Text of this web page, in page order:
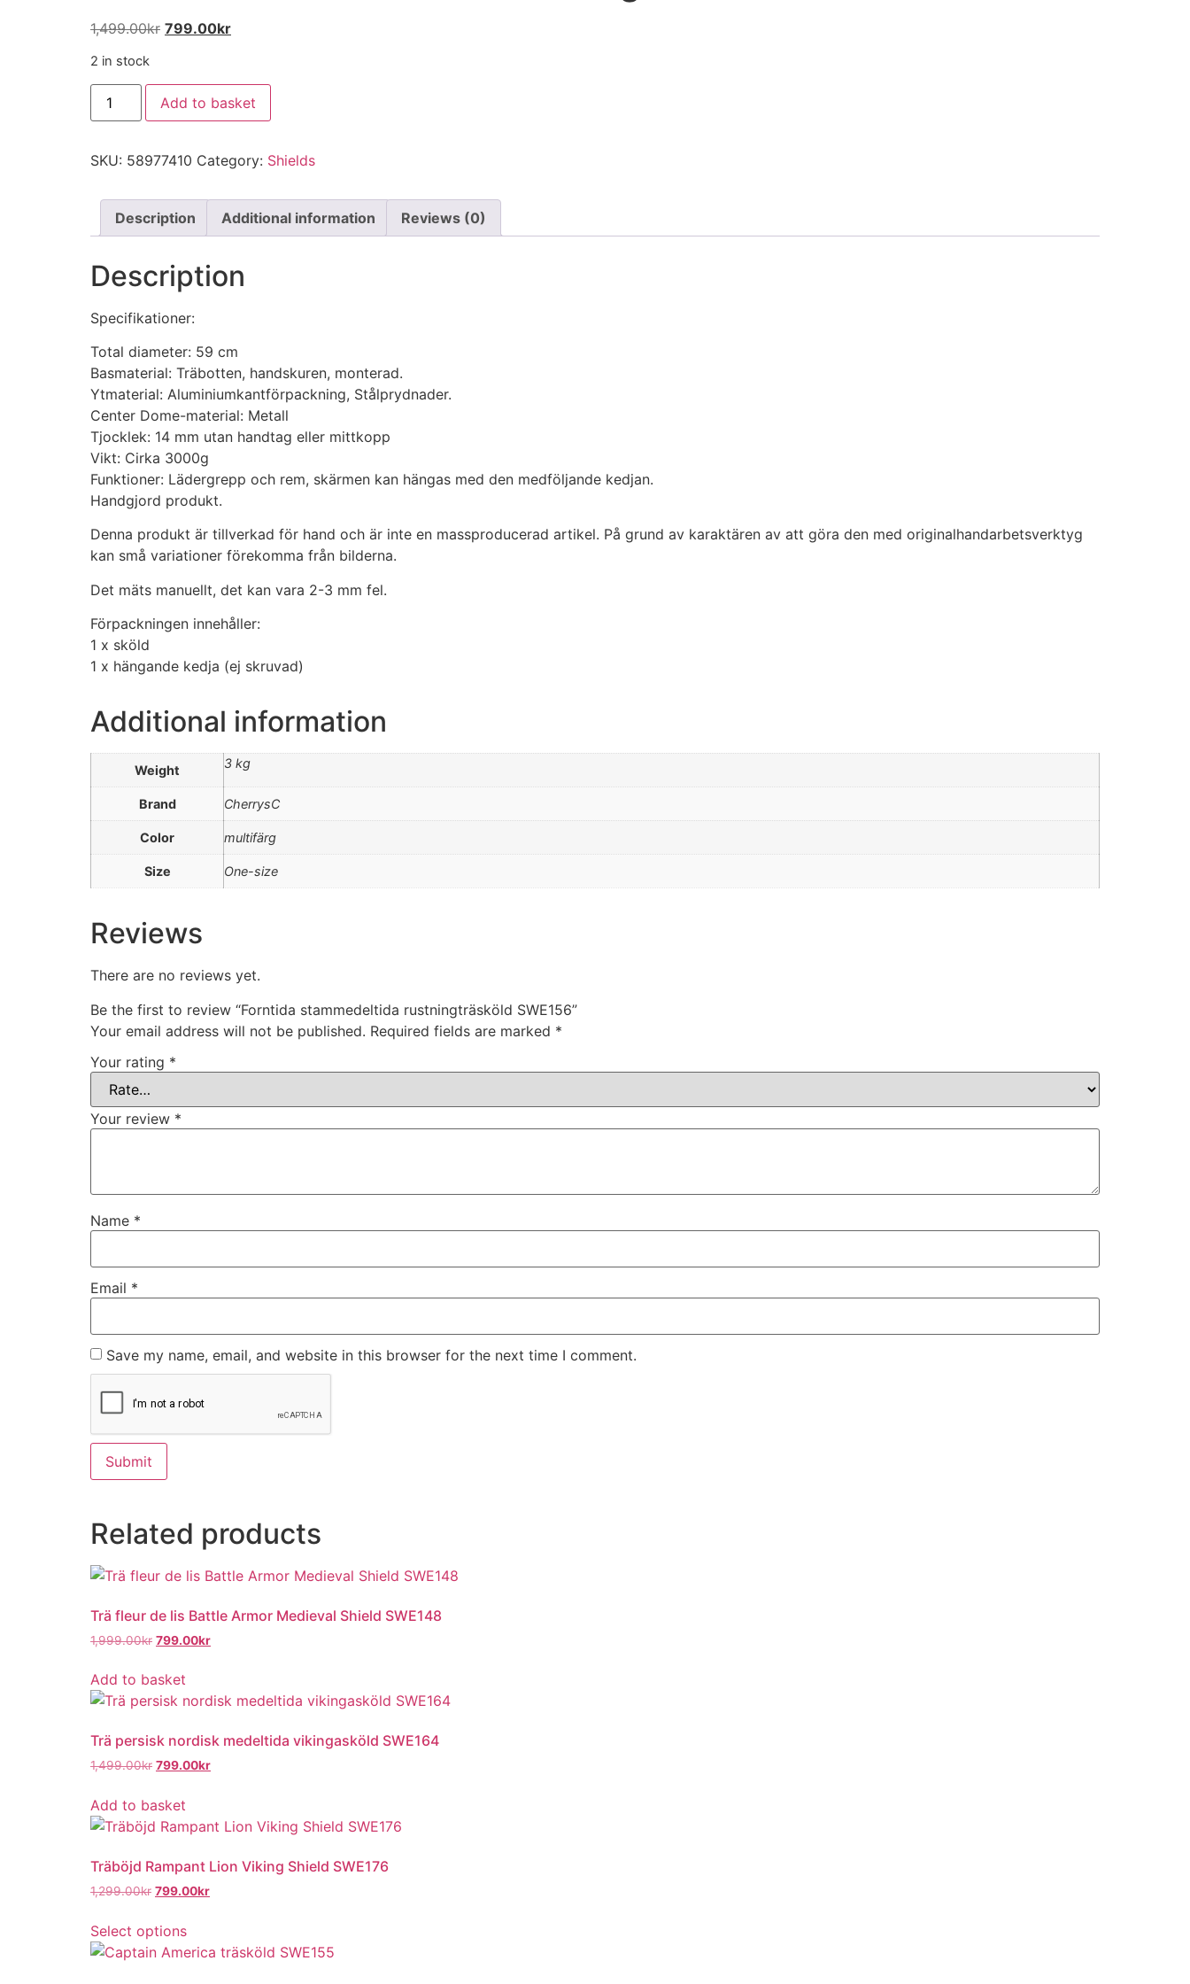
1,499.00kr 799.00kr
2 in stock
Add to basket
SKU: 58977410 Category: Shields
Description Additional information Reviews (0)
Description
Specifikationer:
Total diameter: 59 cm
Basmaterial: Träbotten, handskuren, monterad.
Ytmaterial: Aluminiumkantförpackning, Stålprydnader.
Center Dome-material: Metall
Tjocklek: 14 mm utan handtag eller mittkopp
Vikt: Cirka 3000g
Funktioner: Lädergrepp och rem, skärmen kan hängas med den medföljande kedjan.
Handgjord produkt.
Denna produkt är tillverkad för hand och är inte en massproducerad artikel. På grund av karaktären av att göra den med originalhandarbetsverktyg
kan små variationer förekomma från bilderna.
Det mäts manuellt, det kan vara 2-3 mm fel.
Förpackningen innehåller:
1 x sköld
1 x hängande kedja (ej skruvad)
Additional information
Weight 3 kg
Brand CherrysC
Color multifärg
Size One-size
Reviews
There are no reviews yet.
Be the first to review “Forntida stammedeltida rustningträsköld SWE156”
Your email address will not be published. Required fields are marked *
Your rating *
Your review *
Name *
Email *
Save my name, email, and website in this browser for the next time I comment.
Related products
Trä fleur de lis Battle Armor Medieval Shield SWE148
1,999.00kr 799.00kr
Add to basket
Trä persisk nordisk medeltida vikingasköld SWE164
1,499.00kr 799.00kr
Add to basket
Träböjd Rampant Lion Viking Shield SWE176
1,299.00kr 799.00kr
Select options